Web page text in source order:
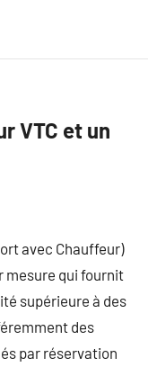
VTC et un
avec Chauffeur)
mesure qui fournit
supérieure à des
des
par réservation